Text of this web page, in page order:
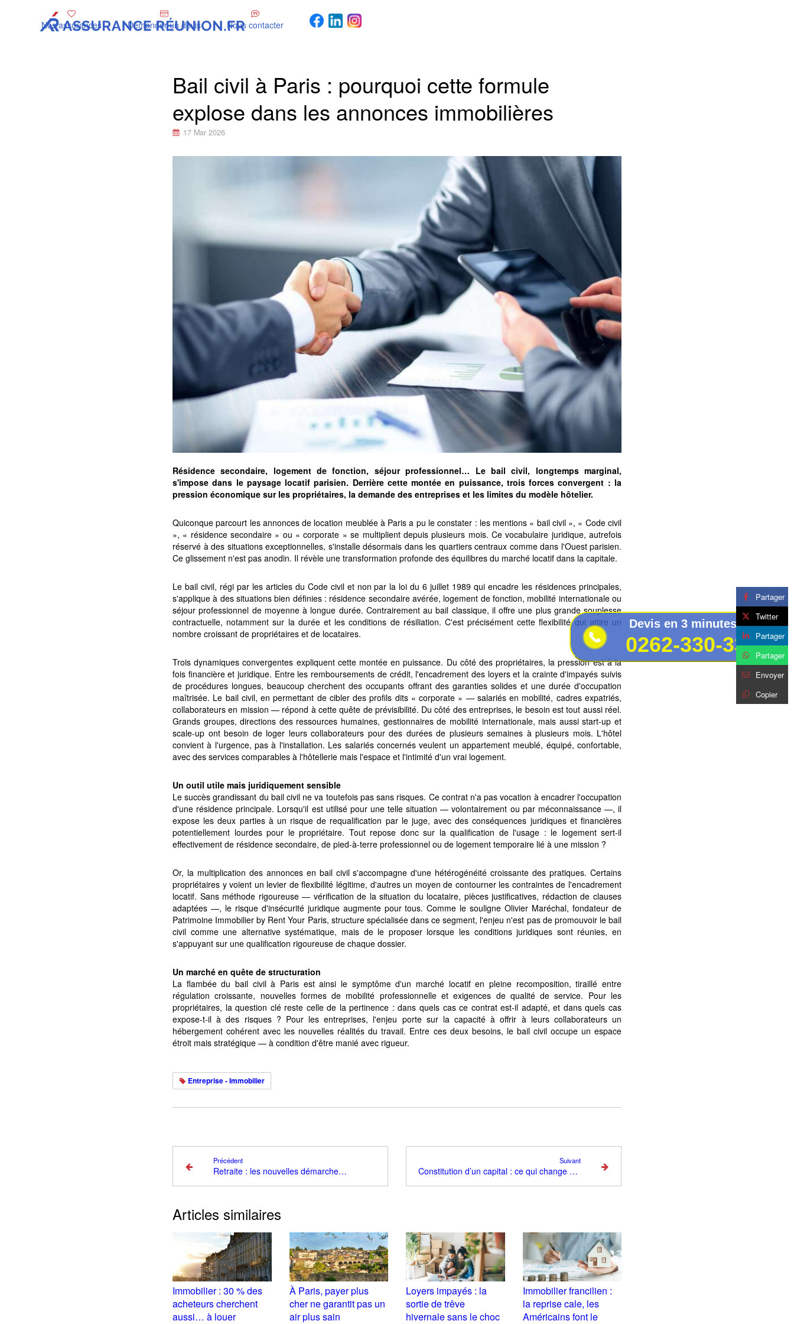
Nos assurances Demander un devis Nous contacter
Bail civil à Paris : pourquoi cette formule
explose dans les annonces immobilières
17 Mar 2026
Résidence secondaire, logement de fonction, séjour professionnel… Le bail civil, longtemps marginal,
s'impose dans le paysage locatif parisien. Derrière cette montée en puissance, trois forces convergent : la
pression économique sur les propriétaires, la demande des entreprises et les limites du modèle hôtelier.
Quiconque parcourt les annonces de location meublée à Paris a pu le constater : les mentions « bail civil », « Code civil
», « résidence secondaire » ou « corporate » se multiplient depuis plusieurs mois. Ce vocabulaire juridique, autrefois
réservé à des situations exceptionnelles, s'installe désormais dans les quartiers centraux comme dans l'Ouest parisien.
Ce glissement n'est pas anodin. Il révèle une transformation profonde des équilibres du marché locatif dans la capitale.
Le bail civil, régi par les articles du Code civil et non par la loi du 6 juillet 1989 qui encadre les résidences principales,
s'applique à des situations bien définies : résidence secondaire avérée, logement de fonction, mobilité internationale ou
séjour professionnel de moyenne à longue durée. Contrairement au bail classique, il offre une plus grande souplesse
contractuelle, notamment sur la durée et les conditions de résiliation. C'est précisément cette flexibilité qui attire un
nombre croissant de propriétaires et de locataires.
Trois dynamiques convergentes expliquent cette montée en puissance. Du côté des propriétaires, la pression est à la
fois financière et juridique. Entre les remboursements de crédit, l'encadrement des loyers et la crainte d'impayés suivis
de procédures longues, beaucoup cherchent des occupants offrant des garanties solides et une durée d'occupation
maîtrisée. Le bail civil, en permettant de cibler des profils dits « corporate » — salariés en mobilité, cadres expatriés,
collaborateurs en mission — répond à cette quête de prévisibilité. Du côté des entreprises, le besoin est tout aussi réel.
Grands groupes, directions des ressources humaines, gestionnaires de mobilité internationale, mais aussi start-up et
scale-up ont besoin de loger leurs collaborateurs pour des durées de plusieurs semaines à plusieurs mois. L'hôtel
convient à l'urgence, pas à l'installation. Les salariés concernés veulent un appartement meublé, équipé, confortable,
avec des services comparables à l'hôtellerie mais l'espace et l'intimité d'un vrai logement.
Un outil utile mais juridiquement sensible
Le succès grandissant du bail civil ne va toutefois pas sans risques. Ce contrat n'a pas vocation à encadrer l'occupation
d'une résidence principale. Lorsqu'il est utilisé pour une telle situation — volontairement ou par méconnaissance —, il
expose les deux parties à un risque de requalification par le juge, avec des conséquences juridiques et financières
potentiellement lourdes pour le propriétaire. Tout repose donc sur la qualification de l'usage : le logement sert-il
effectivement de résidence secondaire, de pied-à-terre professionnel ou de logement temporaire lié à une mission ?
Or, la multiplication des annonces en bail civil s'accompagne d'une hétérogénéité croissante des pratiques. Certains
propriétaires y voient un levier de flexibilité légitime, d'autres un moyen de contourner les contraintes de l'encadrement
locatif. Sans méthode rigoureuse — vérification de la situation du locataire, pièces justificatives, rédaction de clauses
adaptées —, le risque d'insécurité juridique augmente pour tous. Comme le souligne Olivier Maréchal, fondateur de
Patrimoine Immobilier by Rent Your Paris, structure spécialisée dans ce segment, l'enjeu n'est pas de promouvoir le bail
civil comme une alternative systématique, mais de le proposer lorsque les conditions juridiques sont réunies, en
s'appuyant sur une qualification rigoureuse de chaque dossier.
Un marché en quête de structuration
La flambée du bail civil à Paris est ainsi le symptôme d'un marché locatif en pleine recomposition, tiraillé entre
régulation croissante, nouvelles formes de mobilité professionnelle et exigences de qualité de service. Pour les
propriétaires, la question clé reste celle de la pertinence : dans quels cas ce contrat est-il adapté, et dans quels cas
expose-t-il à des risques ? Pour les entreprises, l'enjeu porte sur la capacité à offrir à leurs collaborateurs un
hébergement cohérent avec les nouvelles réalités du travail. Entre ces deux besoins, le bail civil occupe un espace
étroit mais stratégique — à condition d'être manié avec rigueur.
Entreprise - Immobilier
Précédent
Retraite : les nouvelles démarches en ligne qui changent la donne en 2026
Suivant
Constitution d’un capital : ce qui change vraiment selon la décennie de vie
Articles similaires
Immobilier : 30 % des
acheteurs cherchent
aussi… à louer
À Paris, payer plus
cher ne garantit pas un
air plus sain
Loyers impayés : la
sortie de trêve
hivernale sans le choc
Immobilier francilien :
la reprise cale, les
Américains font le
Partager
Twitter
Partager
Partager
Envoyer
Copier
Devis en 3 minutes au
0262-330-330